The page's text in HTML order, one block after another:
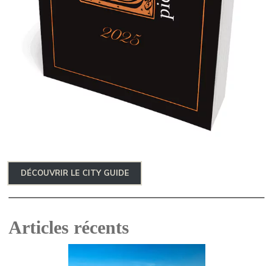
DÉCOUVRIR LE CITY GUIDE
Articles récents